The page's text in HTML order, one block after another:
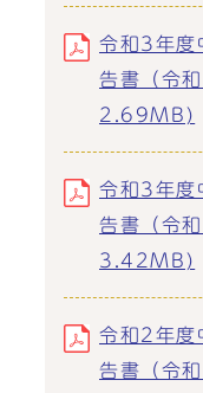
令和3年度
告書（令
2.69MB)
令和3年度
告書（令
3.42MB)
令和2年度
告書（令